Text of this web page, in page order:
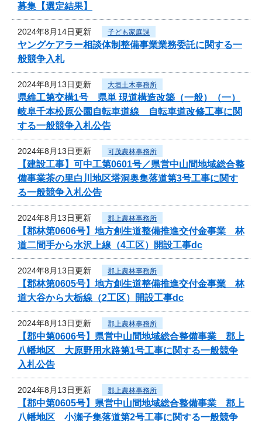
募集【選定結果】
2024年8月14日更新 子ども家庭課
ヤングケアラー相談体制整備事業業務委託に関する一
般競争入札
2024年8月13日更新 大垣土木事務所
県維工第交構1号 県単 現道構造改築（一般）（一）
岐阜千本松原公園自転車道線 自転車道改修工事に関
する一般競争入札公告
2024年8月13日更新 可茂農林事務所
【建設工事】可中工第0601号／県営中山間地域総合整
備事業茶の里白川地区塔洞奥集落道第3号工事に関す
る一般競争入札公告
2024年8月13日更新 郡上農林事務所
【郡林第0606号】地方創生道整備推進交付金事業 林
道二間手から水沢上線（4工区）開設工事dc
2024年8月13日更新 郡上農林事務所
【郡林第0605号】地方創生道整備推進交付金事業 林
道大谷から大栃線（2工区）開設工事dc
2024年8月13日更新 郡上農林事務所
【郡中第0606号】県営中山間地域総合整備事業 郡上
八幡地区 大原野用水路第1号工事に関する一般競争
入札公告
2024年8月13日更新 郡上農林事務所
【郡中第0605号】県営中山間地域総合整備事業 郡上
八幡地区 小瀬子集落道第2号工事に関する一般競争